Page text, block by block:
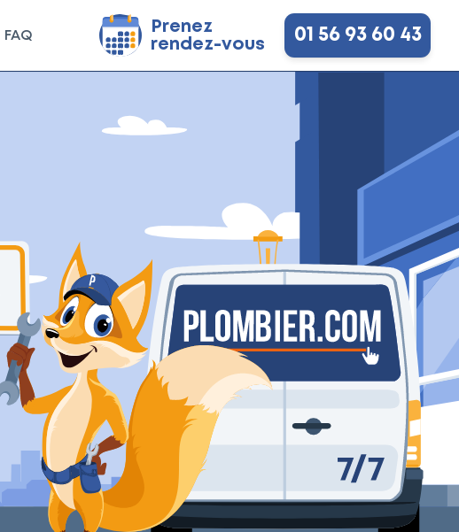
FAQ
Prenez
rendez-vous
01 56 93 60 43